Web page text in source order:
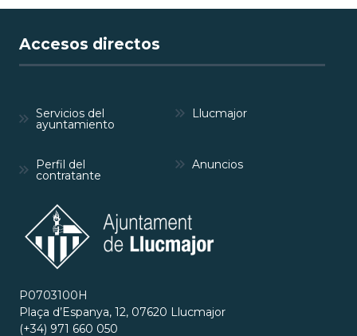
Accesos directos
Servicios del
ayuntamiento
Llucmajor
Perfil del
contratante
Anuncios
P0703100H
Plaça d’Espanya, 12, 07620 Llucmajor
(+34) 971 660 050